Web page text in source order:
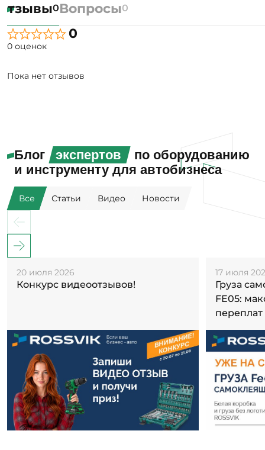
0Вопросы0
0
0 оценок
Пока нет отзывов
Блог экспертов
по оборудованию
и инструменту для автобизнеса
Все Статьи Видео Новости
20 июля 2026
Конкурс видеоотзывов!
17 июля
Груза
FE05:
переплат